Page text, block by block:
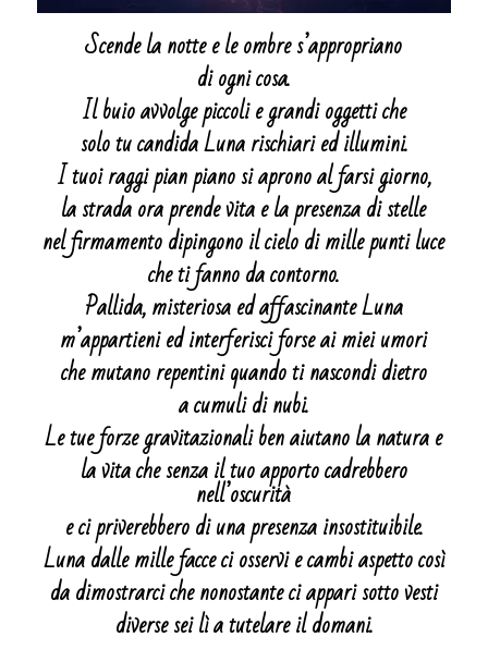
Scende la notte e le ombre s’appropriano
di ogni cosa.
Il buio avvolge piccoli e grandi oggetti che
solo tu candida Luna rischiari ed illumini.
I tuoi raggi pian piano si aprono al farsi giorno,
la strada ora prende vita e la presenza di stelle
nel firmamento dipingono il cielo di mille punti luce
che ti fanno da contorno.
Pallida, misteriosa ed affascinante Luna
m’appartieni ed interferisci forse ai miei umori
che mutano repentini quando ti nascondi dietro
a cumuli di nubi.
Le tue forze gravitazionali ben aiutano la natura e
la vita che senza il tuo apporto cadrebbero
nell’oscurità
e ci priverebbero di una presenza insostituibile.
Luna dalle mille facce ci osservi e cambi aspetto così
da dimostrarci che nonostante ci appari sotto vesti
diverse sei lì a tutelare il domani.